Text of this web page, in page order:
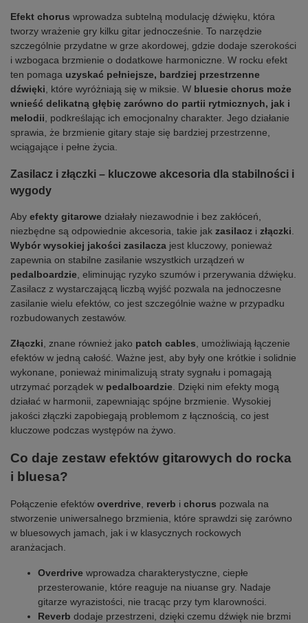
Efekt chorus wprowadza subtelną modulację dźwięku, która
tworzy wrażenie gry kilku gitar jednocześnie. To narzędzie
szczególnie przydatne w grze akordowej, gdzie dodaje szerokości
i wzbogaca brzmienie o dodatkowe harmoniczne. W rocku efekt
ten pomaga uzyskać pełniejsze, bardziej przestrzenne
dźwięki , które wyróżniają się w miksie. W bluesie chorus może
wnieść delikatną głębię zarówno do partii rytmicznych, jak i
melodii , podkreślając ich emocjonalny charakter. Jego działanie
sprawia, że brzmienie gitary staje się bardziej przestrzenne,
wciągające i pełne życia.
Zasilacz i złączki – kluczowe akcesoria dla stabilności i
wygody
Aby efekty gitarowe działały niezawodnie i bez zakłóceń,
niezbędne są odpowiednie akcesoria, takie jak zasilacz i złączki
Wybór wysokiej jakości zasilacza jest kluczowy, ponieważ
zapewnia on stabilne zasilanie wszystkich urządzeń w
pedalboardzie , eliminując ryzyko szumów i przerywania dźwięku.
Zasilacz z wystarczającą liczbą wyjść pozwala na jednoczesne
zasilanie wielu efektów, co jest szczególnie ważne w przypadku
rozbudowanych zestawów.
Złączki , znane również jako patch cables , umożliwiają łączenie
efektów w jedną całość. Ważne jest, aby były one krótkie i solidnie
wykonane, ponieważ minimalizują straty sygnału i pomagają
utrzymać porządek w pedalboardzie . Dzięki nim efekty mogą
działać w harmonii, zapewniając spójne brzmienie. Wysokiej
jakości złączki zapobiegają problemom z łącznością, co jest
kluczowe podczas występów na żywo.
Co daje zestaw efektów gitarowych do rocka
i bluesa?
Połączenie efektów overdrive reverb i chorus pozwala na
stworzenie uniwersalnego brzmienia, które sprawdzi się zarówno
w bluesowych jamach, jak i w klasycznych rockowych
aranżacjach.
Overdrive wprowadza charakterystyczne, ciepłe
przesterowanie, które reaguje na niuanse gry. Nadaje
gitarze wyrazistości, nie tracąc przy tym klarowności.
Reverb dodaje przestrzeni, dzięki czemu dźwięk nie brzmi